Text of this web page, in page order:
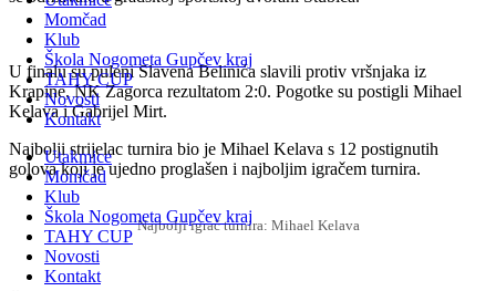
Momčad
Klub
Škola Nogometa Gupčev kraj
TAHY CUP
Novosti
Kontakt
Utakmice
Momčad
Klub
Škola Nogometa Gupčev kraj
TAHY CUP
Novosti
Kontakt
U finalu su puleni Slavena Belinića slavili protiv vršnjaka iz
Krapine, NK Zagorca rezultatom 2:0. Pogotke su postigli Mihael
Kelava i Gabrijel Mirt.
Najbolji strijelac turnira bio je Mihael Kelava s 12 postignutih
golova koji je ujedno proglašen i najboljim igračem turnira.
Najbolji igrač turnira: Mihael Kelava